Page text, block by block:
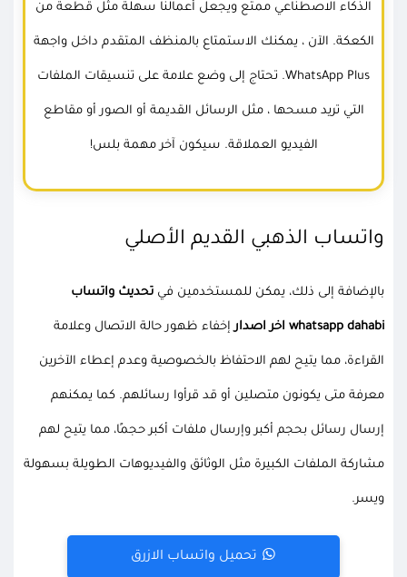
الذكاء الاصطناعي ممتع ويجعل أعمالنا سهلة مثل قطعة من
الكعكة. الآن ، يمكنك الاستمتاع بالمنظف المتقدم داخل واجهة
WhatsApp Plus. تحتاج إلى وضع علامة على تنسيقات الملفات
التي تريد مسحها ، مثل الرسائل القديمة أو الصور أو مقاطع
الفيديو العملاقة. سيكون آخر مهمة بلس!
واتساب الذهبي القديم الأصلي
بالإضافة إلى ذلك، يمكن للمستخدمين في تحديث واتساب
whatsapp dahabi اخر اصدار إخفاء ظهور حالة الاتصال وعلامة
القراءة، مما يتيح لهم الاحتفاظ بالخصوصية وعدم إعطاء الآخرين
معرفة متى يكونون متصلين أو قد قرأوا رسائلهم. كما يمكنهم
إرسال رسائل بحجم أكبر وإرسال ملفات أكبر حجمًا، مما يتيح لهم
مشاركة الملفات الكبيرة مثل الوثائق والفيديوهات الطويلة بسهولة
ويسر.
تحميل واتساب الازرق